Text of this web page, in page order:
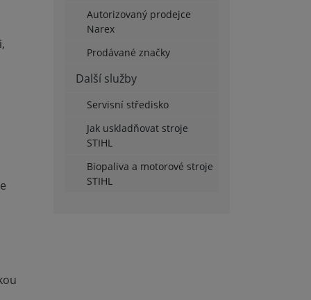
Autorizovaný prodejce
Narex
Prodávané značky
Další služby
Servisní středisko
Jak uskladňovat stroje
STIHL
Biopaliva a motorové stroje
STIHL